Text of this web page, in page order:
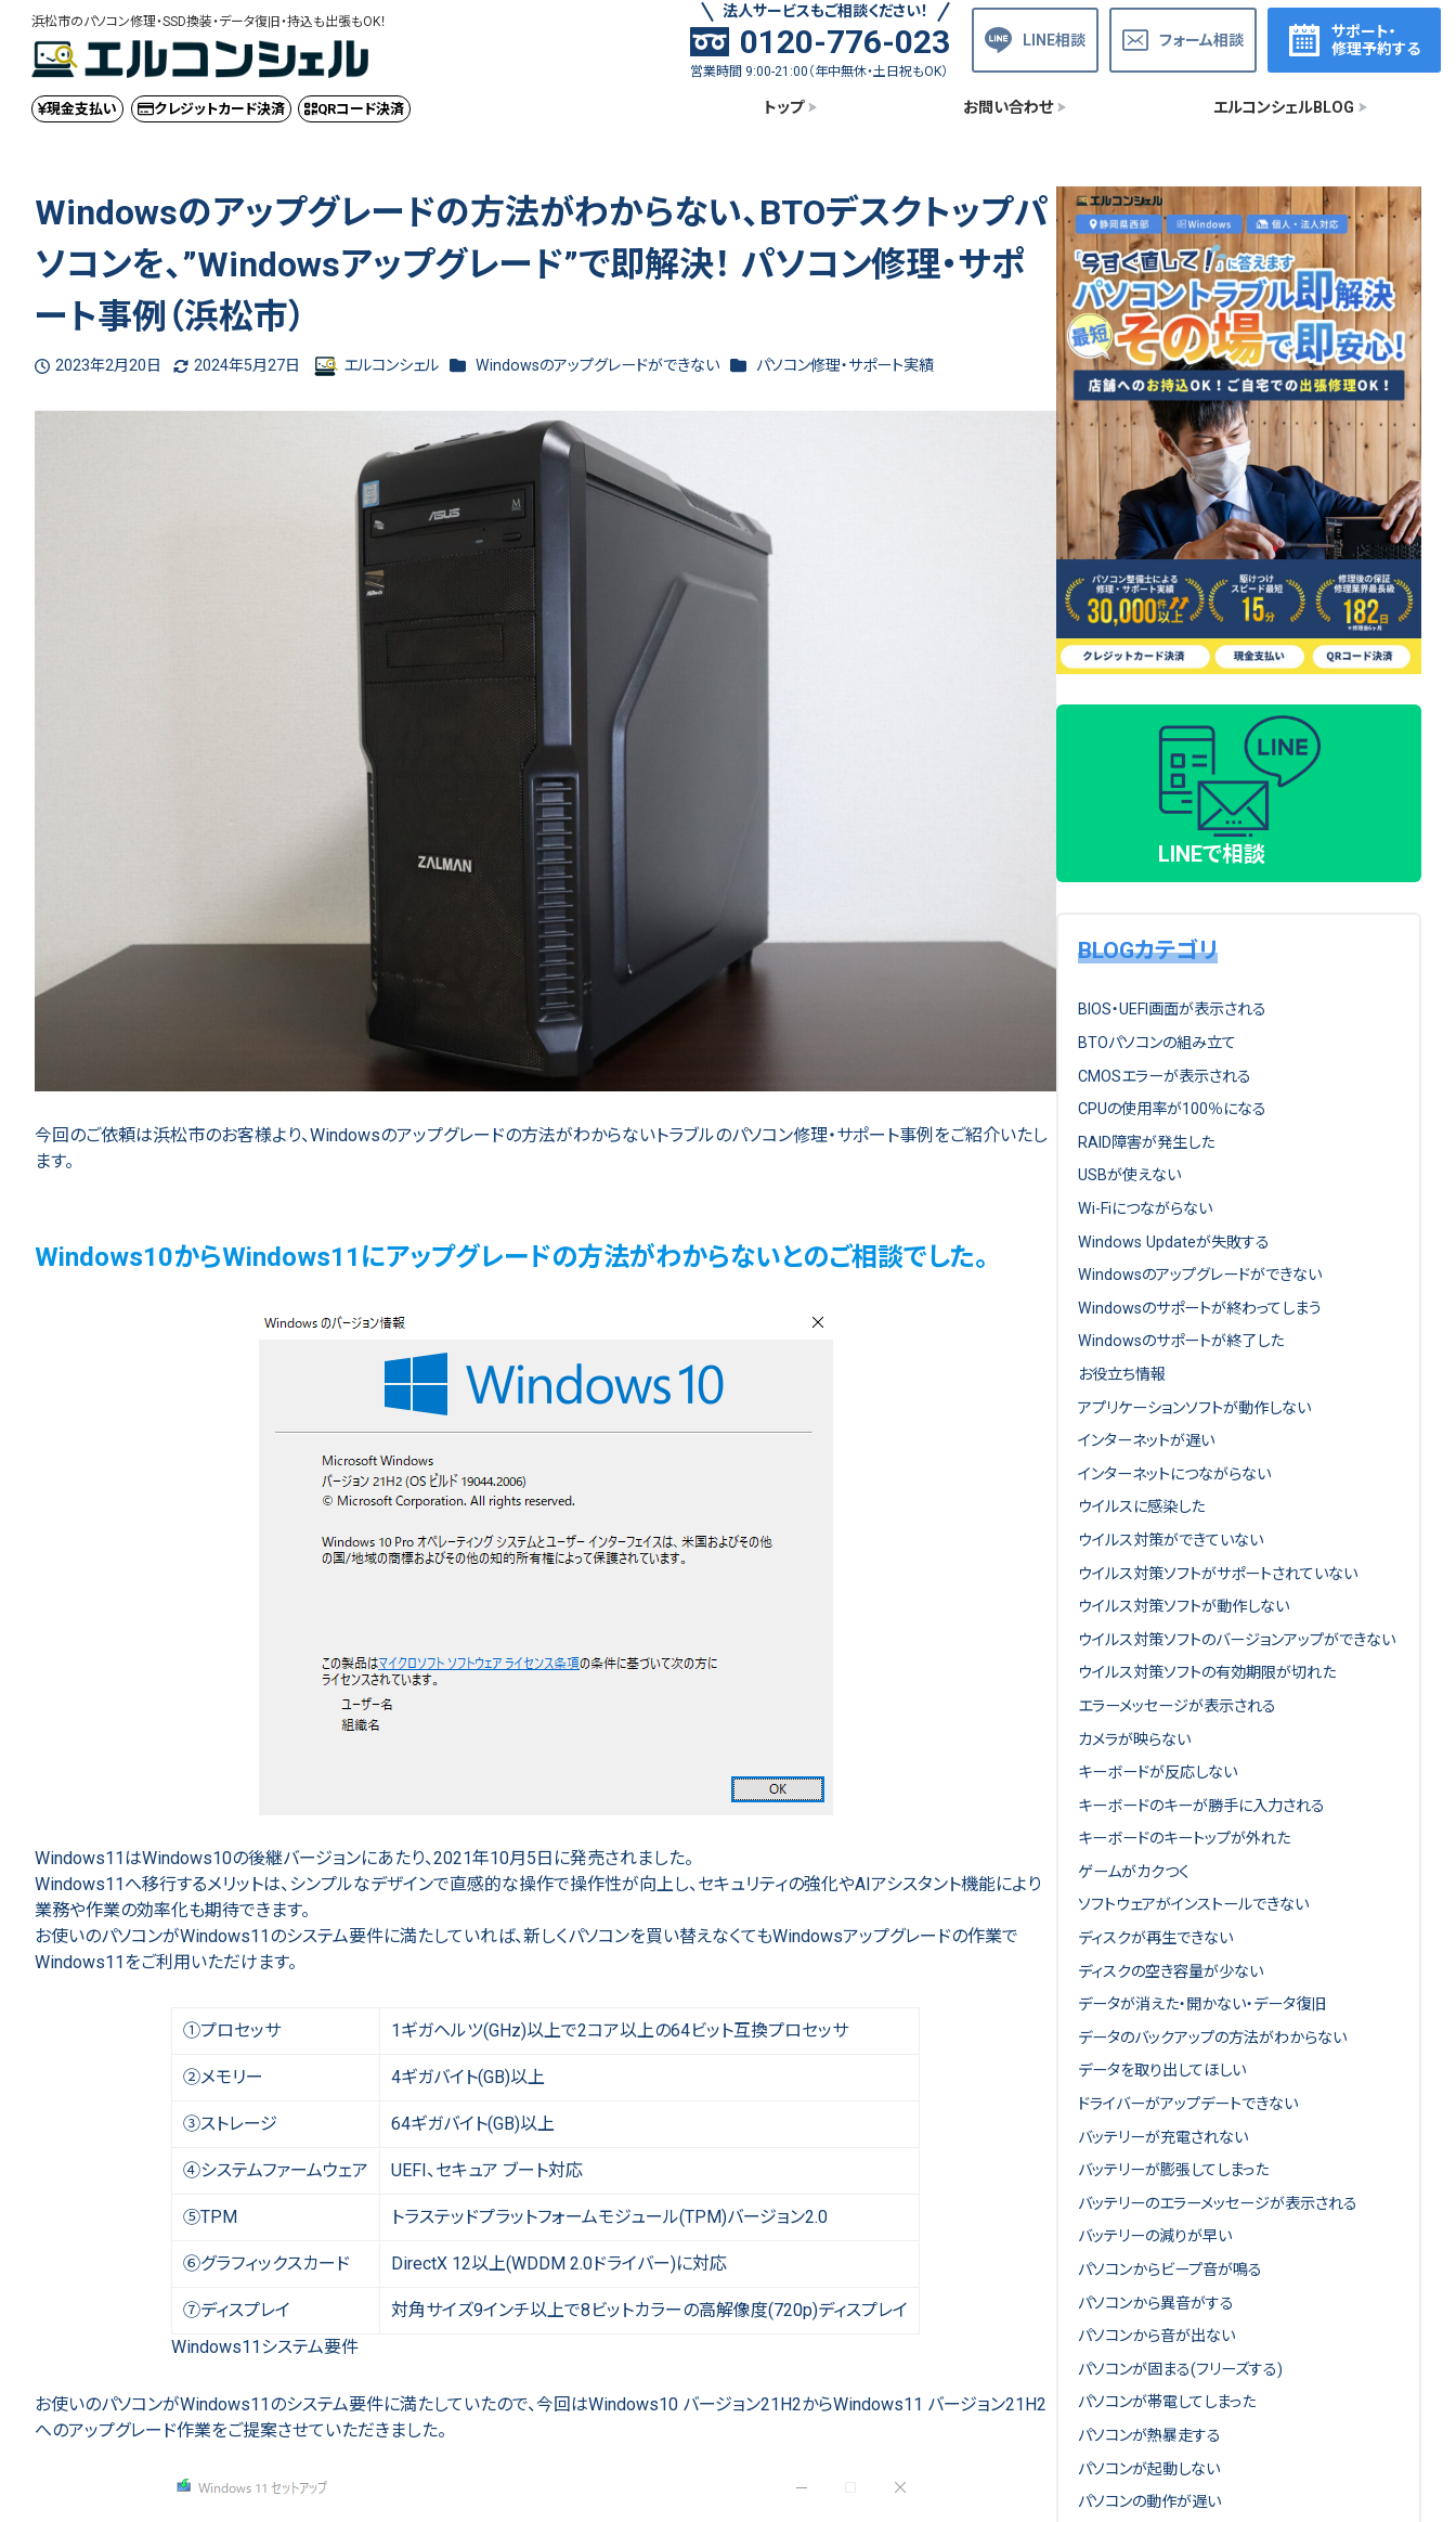
浜松市のパソコン修理・SSD換装・データ復旧・持込も出張もOK！
現金支払い クレジットカード決済 QRコード決済
法人サービスもご相談ください！
0120-776-023
営業時間 9:00-21:00（年中無休・土日祝もOK）
LINE相談 フォーム相談
サポート・
修理予約する
トップ お問い合わせ エルコンシェルBLOG
Windowsのアップグレードの方法がわからない、BTOデスクトップパ
ソコンを、”Windowsアップグレード”で即解決！ パソコン修理・サポ
ート事例（浜松市）
投稿日
2023年2月20日
更新日
2024年5月27日
著
エルコンシェル カテゴリー
Windowsのアップグレードができない カテゴリー
パソコン修理・サポート実績
今回のご依頼は浜松市のお客様より、Windowsのアップグレードの方法がわからないトラブルのパソコン修理・サポート事例をご紹介いたし
ます。
Windows10からWindows11にアップグレードの方法がわからないとのご相談でした。
Windows11はWindows10の後継バージョンにあたり、2021年10月5日に発売されました。
Windows11へ移行するメリットは、シンプルなデザインで直感的な操作で操作性が向上し、セキュリティの強化やAIアシスタント機能により
業務や作業の効率化も期待できます。
お使いのパソコンがWindows11のシステム要件に満たしていれば、新しくパソコンを買い替えなくてもWindowsアップグレードの作業で
Windows11をご利用いただけます。
①プロセッサ 1ギガヘルツ(GHz)以上で2コア以上の64ビット互換プロセッサ
②メモリー 4ギガバイト(GB)以上
③ストレージ 64ギガバイト(GB)以上
④システムファームウェア UEFI、セキュア ブート対応
⑤TPM トラステッドプラットフォームモジュール(TPM)バージョン2.0
⑥グラフィックスカード DirectX 12以上(WDDM 2.0ドライバー)に対応
⑦ディスプレイ
対角サイズ9インチ以上で8ビットカラーの高解像度(720p)ディスプレイ
Windows11システム要件
お使いのパソコンがWindows11のシステム要件に満たしていたので、今回はWindows10 バージョン21H2からWindows11 バージョン21H2
へのアップグレード作業をご提案させていただきました。
LINEで相談
BLOGカテゴリ
BIOS・UEFI画面が表示される
BTOパソコンの組み立て
CMOSエラーが表示される
CPUの使用率が100％になる
RAID障害が発生した
USBが使えない
Wi-Fiにつながらない
Windows Updateが失敗する
Windowsのアップグレードができない
Windowsのサポートが終わってしまう
Windowsのサポートが終了した
お役立ち情報
アプリケーションソフトが動作しない
インターネットが遅い
インターネットにつながらない
ウイルスに感染した
ウイルス対策ができていない
ウイルス対策ソフトがサポートされていない
ウイルス対策ソフトが動作しない
ウイルス対策ソフトのバージョンアップができない
ウイルス対策ソフトの有効期限が切れた
エラーメッセージが表示される
カメラが映らない
キーボードが反応しない
キーボードのキーが勝手に入力される
キーボードのキートップが外れた
ゲームがカクつく
ソフトウェアがインストールできない
ディスクが再生できない
ディスクの空き容量が少ない
データが消えた・開かない・データ復旧
データのバックアップの方法がわからない
データを取り出してほしい
ドライバーがアップデートできない
バッテリーが充電されない
バッテリーが膨張してしまった
バッテリーのエラーメッセージが表示される
バッテリーの減りが早い
パソコンからビープ音が鳴る
パソコンから異音がする
パソコンから音が出ない
パソコンが固まる(フリーズする)
パソコンが帯電してしまった
パソコンが熱暴走する
パソコンが起動しない
パソコンの動作が遅い